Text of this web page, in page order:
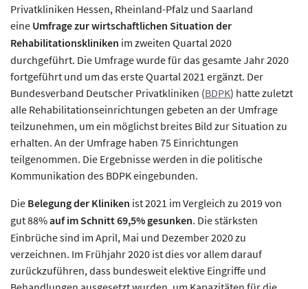
Privatkliniken Hessen, Rheinland-Pfalz und Saarland
eine Umfrage zur wirtschaftlichen Situation der
Rehabilitationskliniken im zweiten Quartal 2020
durchgeführt. Die Umfrage wurde für das gesamte Jahr 2020
fortgeführt und um das erste Quartal 2021 ergänzt. Der
Bundesverband Deutscher Privatkliniken (BDPK) hatte zuletzt
alle Rehabilitationseinrichtungen gebeten an der Umfrage
teilzunehmen, um ein möglichst breites Bild zur Situation zu
erhalten. An der Umfrage haben 75 Einrichtungen
teilgenommen. Die Ergebnisse werden in die politische
Kommunikation des BDPK eingebunden.
Die Belegung der Kliniken ist 2021 im Vergleich zu 2019 von
gut 88%auf im Schnitt 69,5% gesunken. Die stärksten
Einbrüche sind im April, Mai und Dezember 2020 zu
verzeichnen. Im Frühjahr 2020 ist dies vor allem darauf
zurückzuführen, dass bundesweit elektive Eingriffe und